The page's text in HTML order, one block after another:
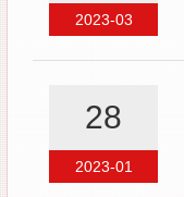
2023-03
2023-01
28